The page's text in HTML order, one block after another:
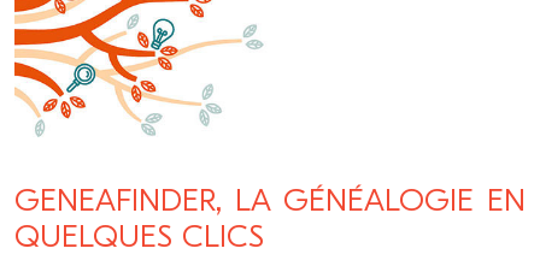
GENEAFINDER, LA GÉNÉALOGIE EN
QUELQUES CLICS